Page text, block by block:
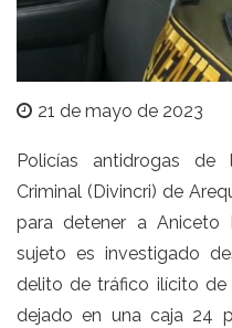
21 de mayo de 2023
Policías antidrogas de
Criminal (Divincri) de
para detener a Aniceto
sujeto es investigado
delito de tráfico ilícito de
dejado en una caja 24